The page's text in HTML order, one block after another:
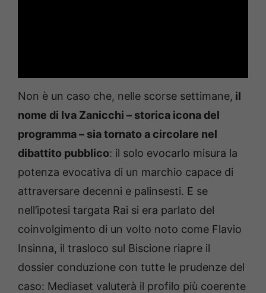
Non è un caso che, nelle scorse settimane, il
nome di Iva Zanicchi – storica icona del
programma – sia tornato a circolare nel
dibattito pubblico: il solo evocarlo misura la
potenza evocativa di un marchio capace di
attraversare decenni e palinsesti. E se
nell’ipotesi targata Rai si era parlato del
coinvolgimento di un volto noto come Flavio
Insinna, il trasloco sul Biscione riapre il
dossier conduzione con tutte le prudenze del
caso: Mediaset valuterà il profilo più coerente